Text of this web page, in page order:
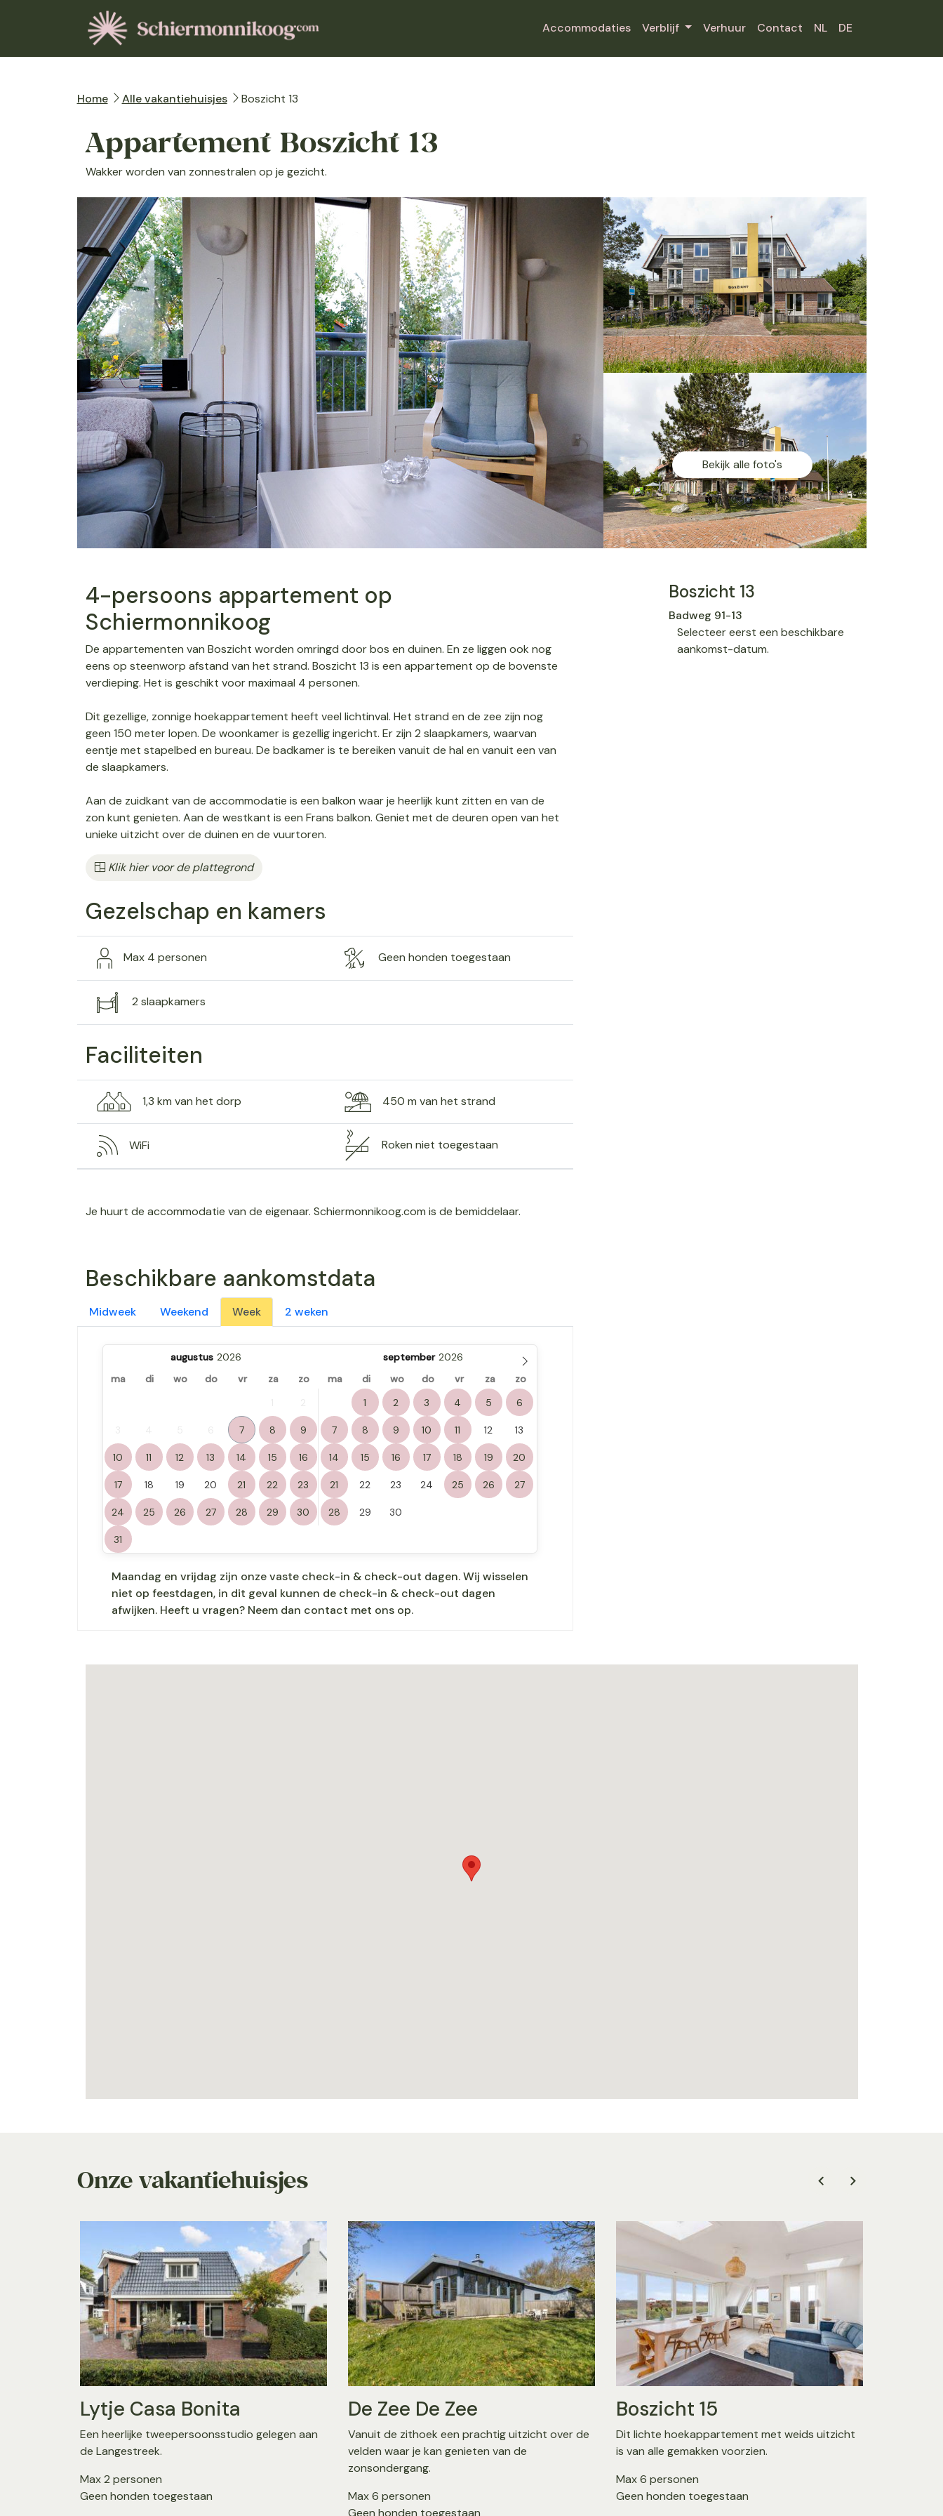
Accommodaties Verblijf Verhuur Contact NL DE
Home Alle vakantiehuisjes Boszicht 13
Appartement Boszicht 13
Wakker worden van zonnestralen op je gezicht.
Bekijk alle foto's
4-persoons appartement op
Schiermonnikoog
De appartementen van Boszicht worden omringd door bos en duinen. En ze liggen ook nog
eens op steenworp afstand van het strand. Boszicht 13 is een appartement op de bovenste
verdieping. Het is geschikt voor maximaal 4 personen.
Dit gezellige, zonnige hoekappartement heeft veel lichtinval. Het strand en de zee zijn nog
geen 150 meter lopen. De woonkamer is gezellig ingericht. Er zijn 2 slaapkamers, waarvan
eentje met stapelbed en bureau. De badkamer is te bereiken vanuit de hal en vanuit een van
de slaapkamers.
Aan de zuidkant van de accommodatie is een balkon waar je heerlijk kunt zitten en van de
zon kunt genieten. Aan de westkant is een Frans balkon. Geniet met de deuren open van het
unieke uitzicht over de duinen en de vuurtoren.
Klik hier voor de plattegrond
Gezelschap en kamers
Max 4 personen Geen honden toegestaan
2 slaapkamers
Faciliteiten
1,3 km van het dorp 450 m van het strand
WiFi Roken niet toegestaan
Je huurt de accommodatie van de eigenaar. Schiermonnikoog.com is de bemiddelaar.
Beschikbare aankomstdata
Midweek Weekend Week 2 weken
augustus
september
ma
di wo do vr za zo ma di wo do vr za
zo
7 8 9
10 11 12 13 14 15 16
17 18 19 20 21 22 23
24 25 26 27 28 29 30
31
1 2 3 4 5 6
7 8 9 10 11 12 13
14 15 16 17 18 19 20
21 22 23 24 25 26 27
28 29 30
Maandag en vrijdag zijn onze vaste check-in & check-out dagen. Wij wisselen
niet op feestdagen, in dit geval kunnen de check-in & check-out dagen
afwijken. Heeft u vragen? Neem dan contact met ons op.
Boszicht 13
Badweg 91-13
Selecteer eerst een beschikbare
aankomst-datum.
Onze vakantiehuisjes
Lytje Casa Bonita
Een heerlijke tweepersoonsstudio gelegen aan
de Langestreek.
Max 2 personen
Geen honden toegestaan
De Zee De Zee
Vanuit de zithoek een prachtig uitzicht over de
velden waar je kan genieten van de
zonsondergang.
Max 6 personen
Geen honden toegestaan
Boszicht 15
Dit lichte hoekappartement met weids uitzicht
is van alle gemakken voorzien.
Max 6 personen
Geen honden toegestaan